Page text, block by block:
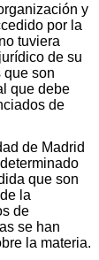
y
por la
tuviera
de su
que son
que debe
de
de Madrid
que son
la
de
se han
la materia.